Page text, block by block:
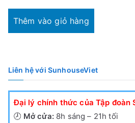
1,790,000₫.
tại
Thêm vào giỏ hàng
Liên hệ với SunhouseViet
Đại lý chính thức của Tập đoàn
🕗 Mở cửa:8h sáng – 21h tối